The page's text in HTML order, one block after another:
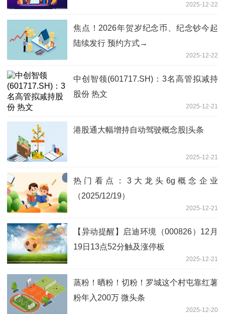
2025-12-22
焦点！2026年贺岁纪念币、纪念钞今起
陆续发行 预约方式→
2025-12-22
中创智领(601717.SH)：3名高管拟减持
股份 热文
2025-12-21
港股通大幅增持自动驾驶概念股|头条
2025-12-21
热门看点：3大龙头6g概念企业
（2025/12/19）
2025-12-21
【异动提醒】启迪环境（000826）12月
19日13点52分触及涨停板
2025-12-21
蒸粉！晒粉！切粉！罗城这个村屯靠红薯
粉年入200万 微头条
2025-12-20